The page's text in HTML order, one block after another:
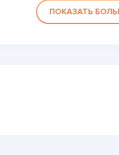
ПОКАЗАТЬ